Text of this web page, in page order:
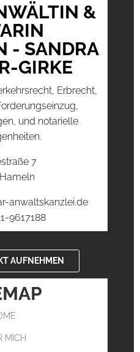
&
- SANDRA
GIRKE
Erbrecht,
und notarielle
7
anwaltskanzlei.de
9617188
AUFNEHMEN
MICH